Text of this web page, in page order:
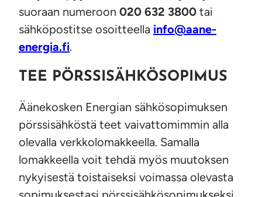
suoraan numeroon 020 632 3800 tai
sähköpostitse osoitteella info@aane-
energia.fi.
TEE PÖRSSI­SÄHKÖ­SOPIMUS
Äänekosken Energian sähkösopimuksen
pörssisähköstä teet vaivattomimmin alla
olevalla verkkolomakkeella. Samalla
lomakkeella voit tehdä myös muutoksen
nykyisestä toistaiseksi voimassa olevasta